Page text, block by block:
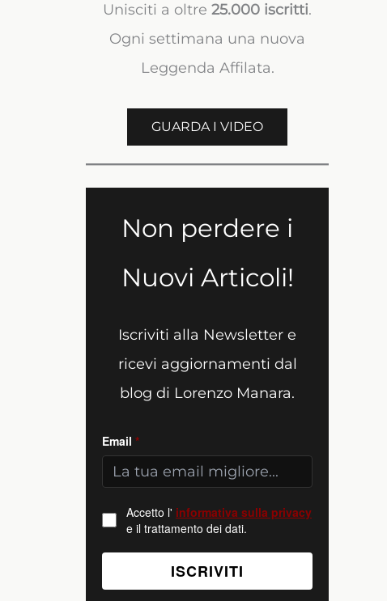
Unisciti a oltre 25.000 iscritti.
Ogni settimana una nuova
Leggenda Affilata.
GUARDA I VIDEO
Non perdere i
Nuovi Articoli!
Iscriviti alla Newsletter e
ricevi aggiornamenti dal
blog di Lorenzo Manara.
Email *
Accetto l' informativa sulla privacy
e il trattamento dei dati.